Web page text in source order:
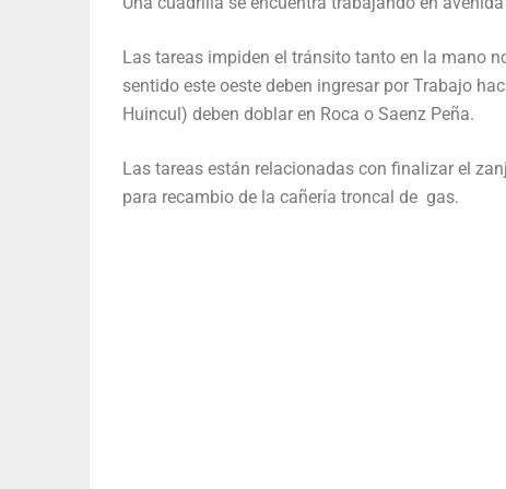
Las tareas impiden el tránsito tanto en la mano
sentido este oeste deben ingresar por Trabajo
Huincul) deben doblar en Roca o Saenz Peña.
Las tareas están relacionadas con finalizar el
para recambio de la cañería troncal de gas.